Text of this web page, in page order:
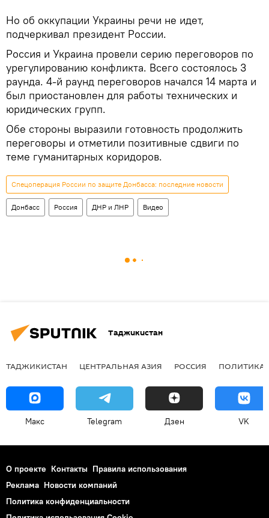
Но об оккупации Украины речи не идет,
подчеркивал президент России.
Россия и Украина провели серию переговоров по
урегулированию конфликта. Всего состоялось 3
раунда. 4-й раунд переговоров начался 14 марта и
был приостановлен для работы технических и
юридических групп.
Обе стороны выразили готовность продолжить
переговоры и отметили позитивные сдвиги по
теме гуманитарных коридоров.
Спецоперация России по защите Донбасса: последние новости
Донбасс Россия ДНР и ЛНР Видео
Таджикистан
ТАДЖИКИСТАН ЦЕНТРАЛЬНАЯ АЗИЯ РОССИЯ ПОЛИТИКА
Макс Telegram Дзен VK
О проекте Контакты Правила использования
Реклама Новости компаний
Политика конфиденциальности